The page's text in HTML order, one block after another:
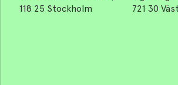
118 25 Stockholm
721 30